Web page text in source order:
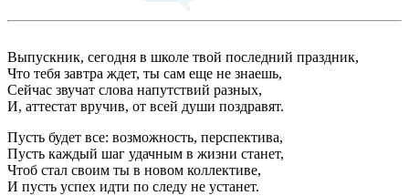
Выпускник, сегодня в школе твой последний праздник,
Что тебя завтра ждет, ты сам еще не знаешь,
Сейчас звучат слова напутствий разных,
И, аттестат вручив, от всей души поздравят.
Пусть будет все: возможность, перспектива,
Пусть каждый шаг удачным в жизни станет,
Чтоб стал своим ты в новом коллективе,
И пусть успех идти по следу не устанет.